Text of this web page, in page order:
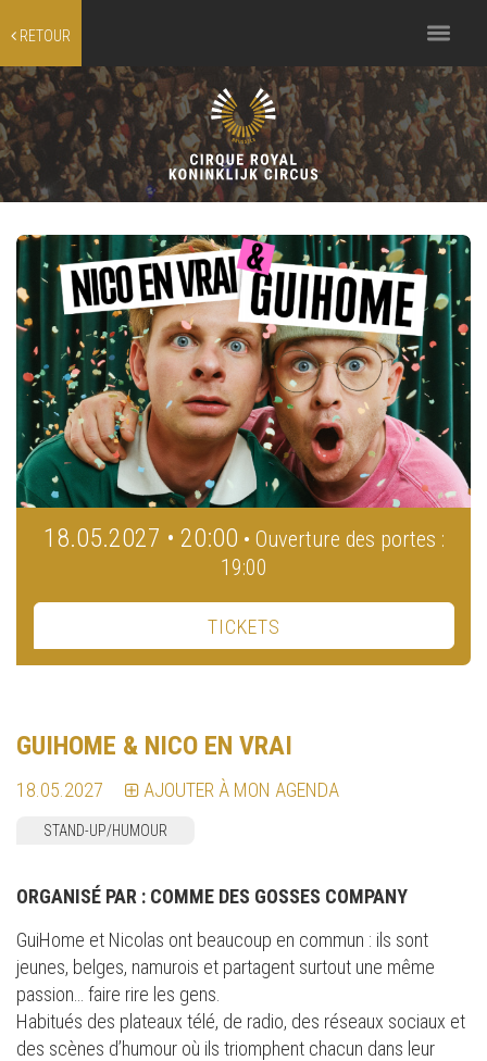
RETOUR
Toggle
navigation
18.05.2027 • 20:00 • Ouverture des portes :
19:00
TICKETS
GUIHOME & NICO EN VRAI
18.05.2027 AJOUTER À MON AGENDA
STAND-UP/HUMOUR
ORGANISÉ PAR : COMME DES GOSSES COMPANY
GuiHome et Nicolas ont beaucoup en commun : ils sont
jeunes, belges, namurois et partagent surtout une même
passion… faire rire les gens.
Habitués des plateaux télé, de radio, des réseaux sociaux et
des scènes d’humour où ils triomphent chacun dans leur